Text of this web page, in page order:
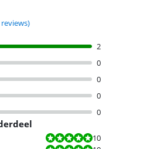
op 2 reviews.
reviews)
2
0
0
0
0
10